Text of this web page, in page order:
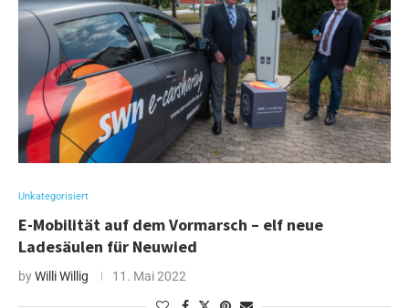
Unkategorisiert
E-Mobilität auf dem Vormarsch – elf neue
Ladesäulen für Neuwied
byWilli Willig 11. Mai 2022